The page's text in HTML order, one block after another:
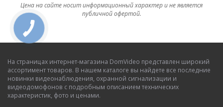
Цена на сайте носит информационный характер и не является
публичной офертой.
На страницах интернет-магазина DomVideo представлен широкий
ассортимент товаров. В нашем каталоге вы найдете все последние
новинки видеонаблюдения, охранной сигнализации и
видеодомофонов с подробным описанием технических
характеристик, фото и ценами.